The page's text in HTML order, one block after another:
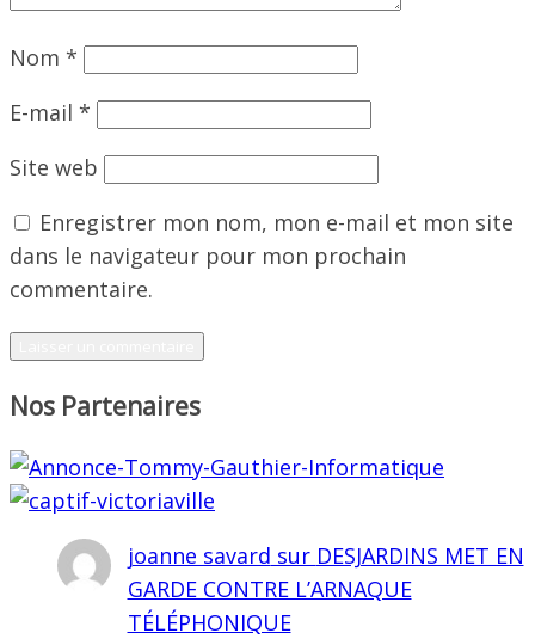
Nom *
E-mail *
Site web
Enregistrer mon nom, mon e-mail et mon site
dans le navigateur pour mon prochain
commentaire.
Nos Partenaires
joanne savard sur DESJARDINS MET EN
GARDE CONTRE L’ARNAQUE
TÉLÉPHONIQUE